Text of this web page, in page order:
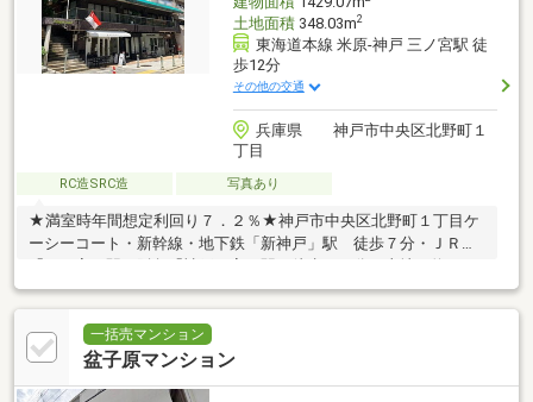
土地面積348.03m2
東海道本線 米原-神戸 三ノ宮駅 徒
歩12分
その他の交通
兵庫県 神戸市中央区北野町１
丁目
RC造SRC造 写真あり
★満室時年間想定利回り７．２％★神戸市中央区北野町１丁目ケ
ーシーコート・新幹線・地下鉄「新神戸」駅 徒歩７分・ＪＲ
５．２７坪（セットバック面積含む）・建物 約４３２．２９
坪・店舗×８戸、住戸×１０戸（２ＬＤＫ～３ＬＤＫ）（住居間取
詳細：２ＬＤＫ×５戸、３ＬＤＫ×５戸）・修繕・工事履歴あ
り。・北野通りに面し、南西角地のため視認性も良く、室内も明
一括売マンション
盆子原マンション